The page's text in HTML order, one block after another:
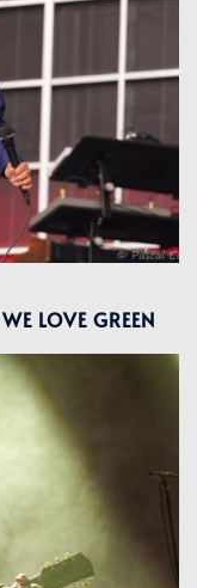
LOVE GREEN